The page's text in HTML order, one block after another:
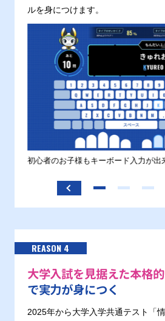
ルを身につけます。
初心者のお子様もキーボード入力が出
REASON 4
大学入試を見据えた本格
で実力が身につく
2025年から大学入学共通テスト「